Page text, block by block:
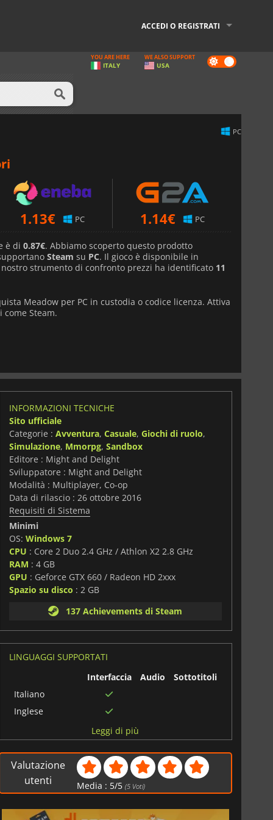
ACCEDI O REGISTRATI
Dark
mode
YOU ARE HERE
ITALY
WE ALSO SUPPORT
USA
PC
1.13€ PC 1.14€ PC
è di 0.87€. Abbiamo scoperto questo prodotto
Steam su PC. Il gioco è disponibile in
strumento di confronto prezzi ha identificato 11
Meadow per PC in custodia o codice licenza. Attiva
Steam.
INFORMAZIONI TECNICHE
Sito ufficiale
Categorie : Avventura, Casuale, Giochi di ruolo,
Simulazione, Mmorpg, Sandbox
Editore : Might and Delight
Sviluppatore : Might and Delight
Modalità : Multiplayer, Co-op
Data di rilascio : 26 ottobre 2016
Requisiti di Sistema
Minimi
OS: Windows 7
CPU : Core 2 Duo 2.4 GHz / Athlon X2 2.8 GHz
RAM : 4 GB
GPU : Geforce GTX 660 / Radeon HD 2xxx
Spazio su disco : 2 GB
137 Achievements di Steam
LINGUAGGI SUPPORTATI
Interfaccia
Audio
Sottotitoli
Italiano
Inglese
Spagnolo
Portoghese
brasiliano
Cinese
Leggi di più
Valutazione
utenti
Media : 5/5 (5 Voti)